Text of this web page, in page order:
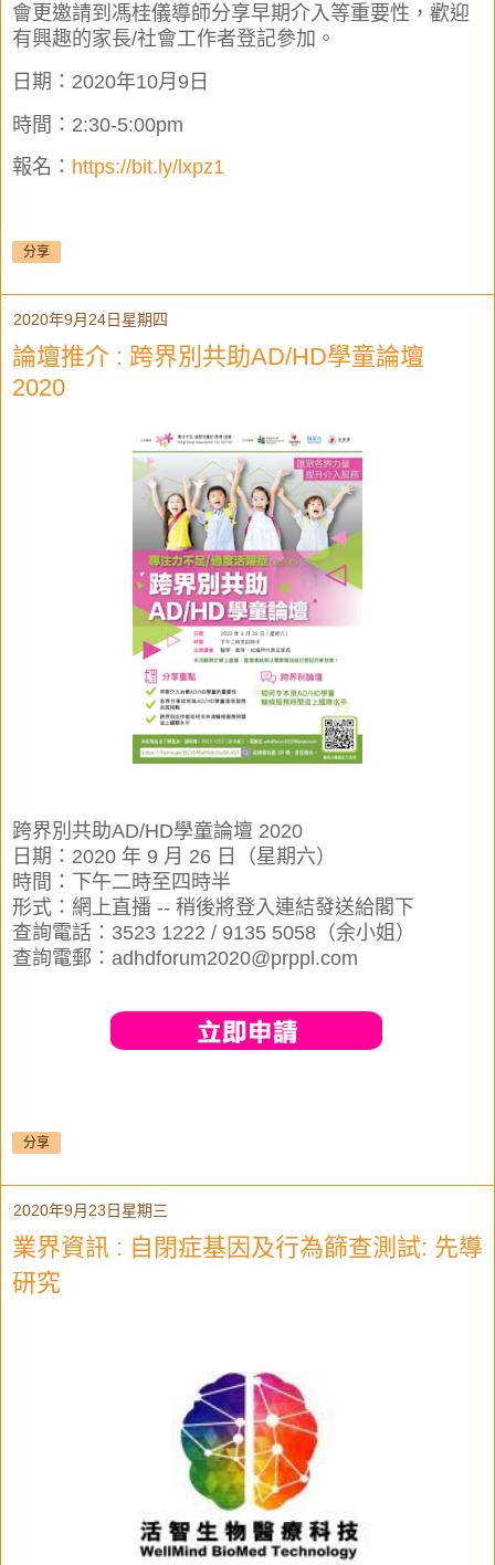
會更邀請到馮桂儀導師分享早期介入等重要性，歡迎
有興趣的家長/社會工作者登記參加。
日期：2020年10月9日
時間：2:30-5:00pm
報名： https://bit.ly/lxpz1
分享
2020年9月24日星期四
論壇推介 : 跨界別共助AD/HD學童論壇
2020
跨界別共助AD/HD學童論壇 2020
日期：2020 年 9 月 26 日（星期六）
時間：下午二時至四時半
形式：網上直播 -- 稍後將登入連結發送給閣下
查詢電話：3523 1222 / 9135 5058（余小姐）
查詢電郵：adhdforum2020@prppl.com
分享
2020年9月23日星期三
業界資訊 : 自閉症基因及行為篩查測試: 先導
研究